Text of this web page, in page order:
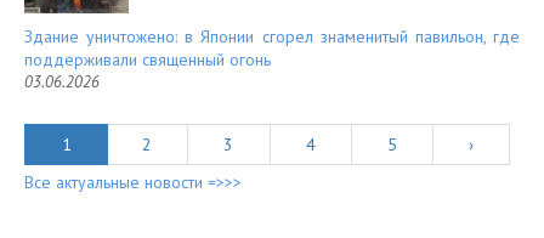
Здание уничтожено: в Японии сгорел знаменитый павильон, где
поддерживали священный огонь
03.06.2026
1 2 3 4 5
›
Все актуальные новости =>>>